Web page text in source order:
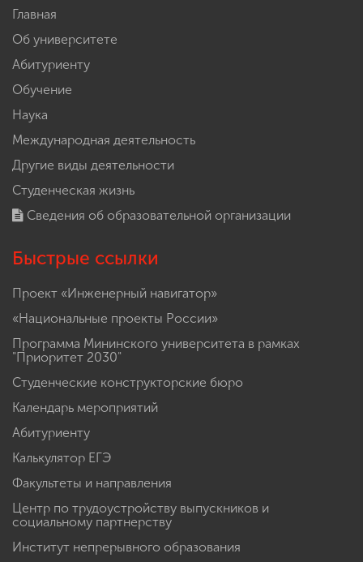
Главная
Об университете
Абитуриенту
Обучение
Наука
Международная деятельность
Другие виды деятельности
Студенческая жизнь
Сведения об образовательной организации
Быстрые ссылки
Проект «Инженерный навигатор»
«Национальные проекты России»
Программа Мининского университета в рамках
"Приоритет 2030"
Студенческие конструкторские бюро
Календарь мероприятий
Абитуриенту
Калькулятор ЕГЭ
Факультеты и направления
Центр по трудоустройству выпускников и
социальному партнерству
Институт непрерывного образования